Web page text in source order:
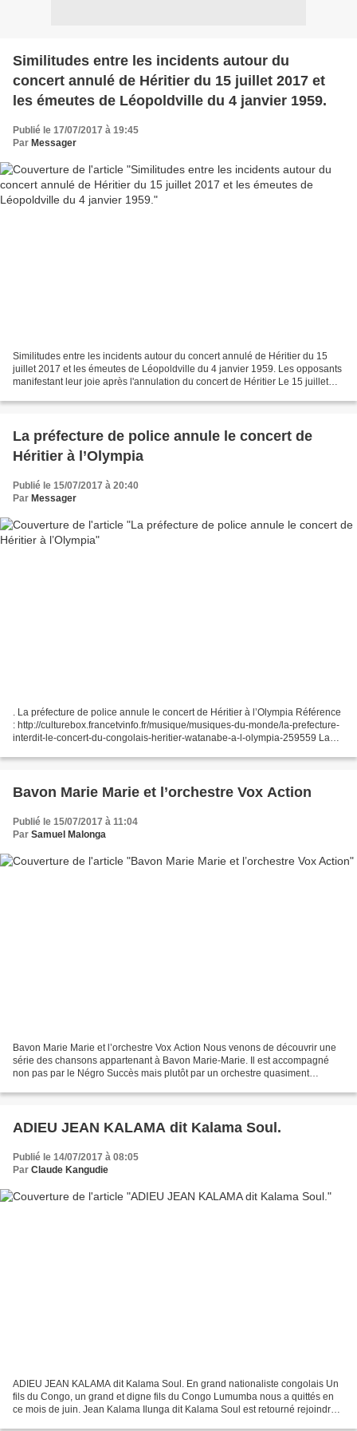
Similitudes entre les incidents autour du
concert annulé de Héritier du 15 juillet 2017 et
les émeutes de Léopoldville du 4 janvier 1959.
Publié le 17/07/2017 à 19:45
Par Messager
Similitudes entre les incidents autour du concert annulé de Héritier du 15
juillet 2017 et les émeutes de Léopoldville du 4 janvier 1959. Les opposants
manifestant leur joie après l'annulation du concert de Héritier Le 15 juillet
La préfecture de police annule le concert de
Héritier à l’Olympia
Publié le 15/07/2017 à 20:40
Par Messager
. La préfecture de police annule le concert de Héritier à l’Olympia Référence
: http://culturebox.francetvinfo.fr/musique/musiques-du-monde/la-prefecture-
interdit-le-concert-du-congolais-heritier-watanabe-a-l-olympia-259559 La
Bavon Marie Marie et l’orchestre Vox Action
Publié le 15/07/2017 à 11:04
Par Samuel Malonga
Bavon Marie Marie et l’orchestre Vox Action Nous venons de découvrir une
série des chansons appartenant à Bavon Marie-Marie. Il est accompagné
non pas par le Négro Succès mais plutôt par un orchestre quasiment
ADIEU JEAN KALAMA dit Kalama Soul.
Publié le 14/07/2017 à 08:05
Par Claude Kangudie
ADIEU JEAN KALAMA dit Kalama Soul. En grand nationaliste congolais Un
fils du Congo, un grand et digne fils du Congo Lumumba nous a quittés en
ce mois de juin. Jean Kalama Ilunga dit Kalama Soul est retourné rejoindre